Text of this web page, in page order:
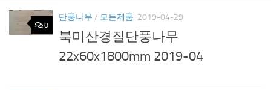
0
단풍나무 / 모든제품 2019-04-29
북미산경질단풍나무
22x60x1800mm 2019-04